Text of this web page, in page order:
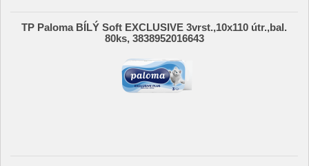
TP Paloma BÍLÝ Soft EXCLUSIVE 3vrst.,10x110 útr.,bal.
80ks, 3838952016643